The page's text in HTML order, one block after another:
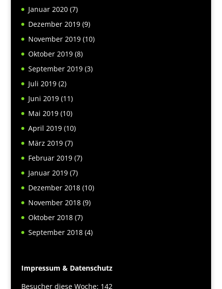
Januar 2020(7)
Dezember 2019(9)
November 2019(10)
Oktober 2019(8)
September 2019(3)
Juli 2019(2)
Juni 2019(11)
Mai 2019(10)
April 2019(10)
März 2019(7)
Februar 2019(7)
Januar 2019(7)
Dezember 2018(10)
November 2018(9)
Oktober 2018(7)
September 2018(4)
Impressum & Datenschutz
Besucher diese Woche: 142